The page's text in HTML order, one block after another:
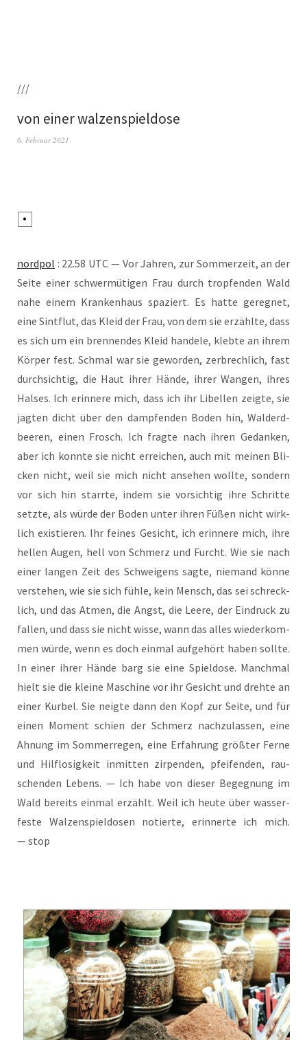
///
von einer walzenspieldose
6. Februar 2021
nord­pol : 22.58 UTC — Vor Jah­ren, zur Som­mer­zeit, an der
Sei­te einer schwer­mü­ti­gen Frau durch trop­fen­den Wald
nahe einem Kran­ken­haus spa­ziert. Es hat­te gereg­net,
eine Sint­flut, das Kleid der Frau, von dem sie erzähl­te, dass
es sich um ein bren­nen­des Kleid han­de­le, kleb­te an ihrem
Kör­per fest. Schmal war sie gewor­den, zer­brech­lich, fast
durch­sich­tig, die Haut ihrer Hän­de, ihrer Wan­gen, ihres
Hal­ses. Ich erin­ne­re mich, dass ich ihr Libel­len zeig­te, sie
jag­ten dicht über den damp­fen­den Boden hin, Wald­erd­
bee­ren, einen Frosch. Ich frag­te nach ihren Gedan­ken,
aber ich konn­te sie nicht errei­chen, auch mit mei­nen Bli­
cken nicht, weil sie mich nicht anse­hen woll­te, son­dern
vor sich hin starr­te, indem sie vor­sich­tig ihre Schrit­te
setz­te, als wür­de der Boden unter ihren Füßen nicht wirk­
lich exis­tie­ren. Ihr fei­nes Gesicht, ich erin­ne­re mich, ihre
hel­len Augen, hell von Schmerz und Furcht. Wie sie nach
einer lan­gen Zeit des Schwei­gens sag­te, nie­mand kön­ne
ver­ste­hen, wie sie sich füh­le, kein Mensch, das sei schreck­
lich, und das Atmen, die Angst, die Lee­re, der Ein­druck zu
fal­len, und dass sie nicht wis­se, wann das alles wie­der­kom­
men wür­de, wenn es doch ein­mal auf­ge­hört haben soll­te.
In einer ihrer Hän­de barg sie eine Spiel­do­se. Manch­mal
hielt sie die klei­ne Maschi­ne vor ihr Gesicht und dreh­te an
einer Kur­bel. Sie neig­te dann den Kopf zur Sei­te, und für
einen Moment schien der Schmerz nach­zu­las­sen, eine
Ahnung im Som­mer­re­gen, eine Erfah­rung größ­ter Fer­ne
und Hilf­lo­sig­keit inmit­ten zir­pen­den, pfei­fen­den, rau­
schen­den Lebens. — Ich habe von die­ser Begeg­nung im
Wald bereits ein­mal erzählt. Weil ich heu­te über was­ser­
fes­te Wal­zen­spiel­do­sen notier­te, erin­ner­te ich mich.
— stop